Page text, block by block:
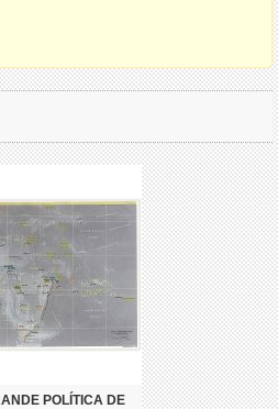
POLÍTICA DE